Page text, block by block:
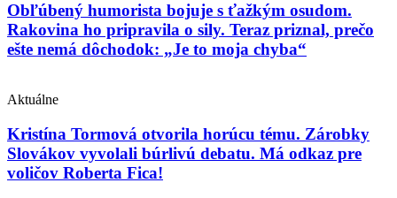
Obľúbený humorista bojuje s ťažkým osudom.
Rakovina ho pripravila o sily. Teraz priznal, prečo
ešte nemá dôchodok: „Je to moja chyba“
Aktuálne
Kristína Tormová otvorila horúcu tému. Zárobky
Slovákov vyvolali búrlivú debatu. Má odkaz pre
voličov Roberta Fica!